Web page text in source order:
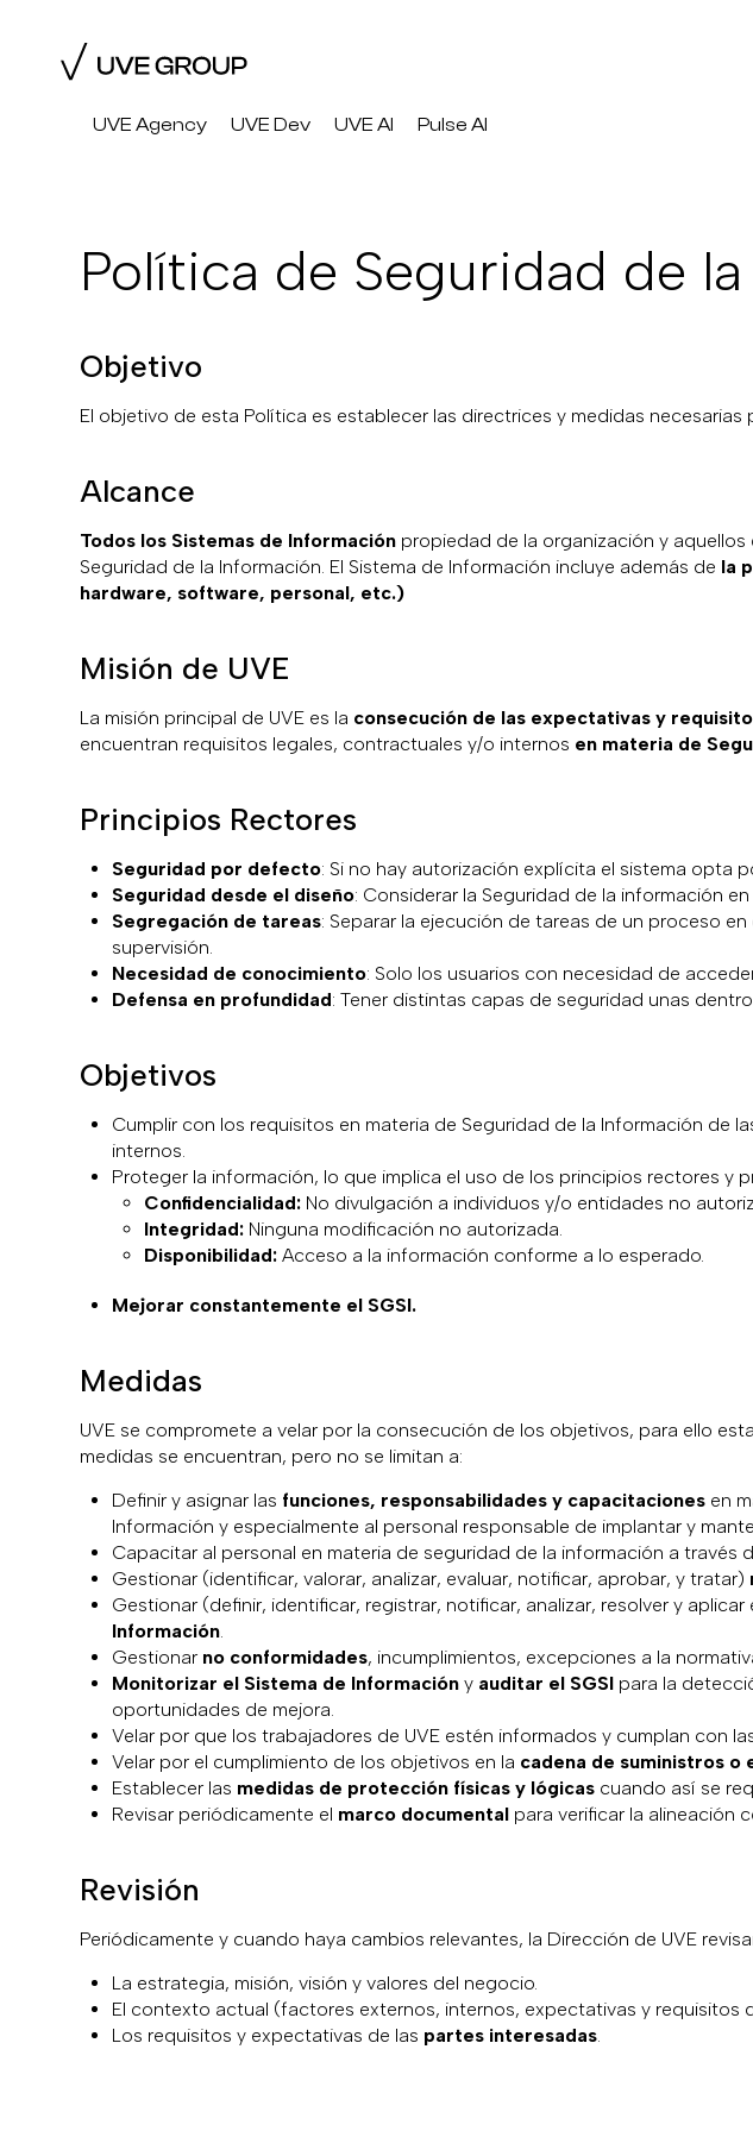
UVE Agency UVE Dev UVE AI Pulse AI
Política de Seguridad de
Objetivo
El objetivo de esta Política es establecer las directrices y medidas necesarias
Alcance
Todos los Sistemas de Información propiedad de la organización y
Seguridad de la Información. El Sistema de Información incluye además de la
hardware, software, personal, etc.)
Misión de UVE
La misión principal de UVE es la consecución de las expectativas y
encuentran requisitos legales, contractuales y/o internos en materia de
Principios Rectores
Seguridad por defecto: Si no hay autorización explícita el sistema opta
Seguridad desde el diseño: Considerar la Seguridad de la información
Segregación de tareas: Separar la ejecución de tareas de un proceso
supervisión.
Necesidad de conocimiento: Solo los usuarios con necesidad de
Defensa en profundidad: Tener distintas capas de seguridad unas
Objetivos
Cumplir con los requisitos en materia de Seguridad de la Información de
internos.
Proteger la información, lo que implica el uso de los principios rectores y
Confidencialidad:No divulgación a individuos y/o entidades no
Integridad:Ninguna modificación no autorizada.
Disponibilidad:Acceso a la información conforme a lo esperado.
Mejorar constantemente el SGSI.
Medidas
UVE se compromete a velar por la consecución de los objetivos, para ello
medidas se encuentran, pero no se limitan a:
Definir y asignar las funciones, responsabilidades y capacitaciones en
Información y especialmente al personal responsable de implantar y
Capacitar al personal en materia de seguridad de la información a través
Gestionar (identificar, valorar, analizar, evaluar, notificar, aprobar, y tratar)
Gestionar (definir, identificar, registrar, notificar, analizar, resolver y
Información.
Gestionar no conformidades, incumplimientos, excepciones a la
Monitorizar el Sistema de Información y auditar el SGSI para la
oportunidades de mejora.
Velar por que los trabajadores de UVE estén informados y cumplan con
Velar por el cumplimiento de los objetivos en la cadena de suministros o
Establecer las medidas de protección físicas y lógicas cuando así se
Revisar periódicamente el marco documental para verificar la alineación
Revisión
Periódicamente y cuando haya cambios relevantes, la Dirección de UVE
La estrategia, misión, visión y valores del negocio.
El contexto actual (factores externos, internos, expectativas y requisitos
Los requisitos y expectativas de las partes interesadas.